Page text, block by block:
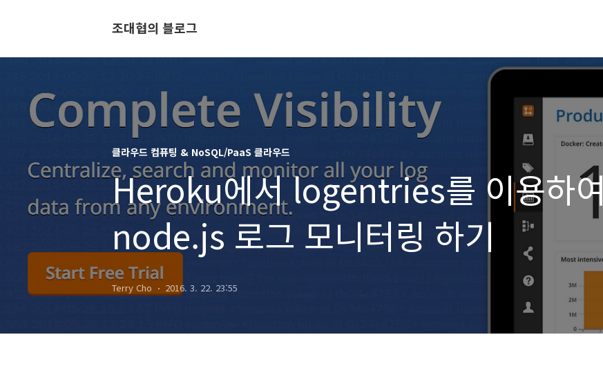
조대협의 블로그
클라우드 컴퓨팅 & NoSQL/PaaS 클라우드
Heroku에서 logentries를 이용하여
node.js 로그 모니터링 하기
Terry Cho 2016. 3. 22. 23:55